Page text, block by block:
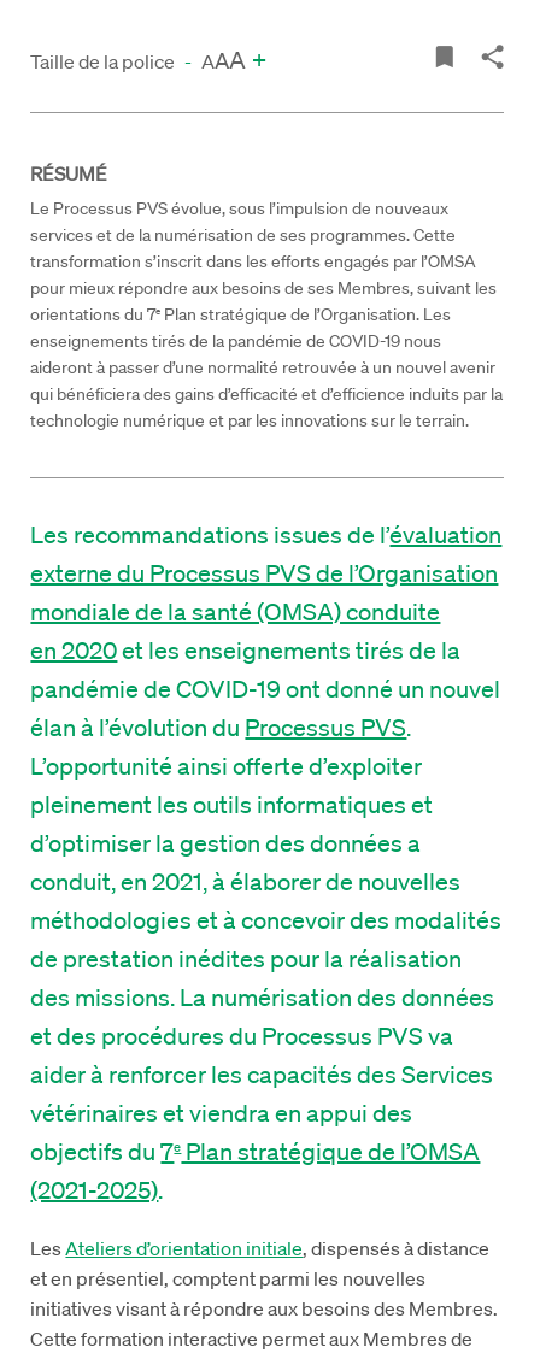
Taille de la police - AAA +
RÉSUMÉ
Le Processus PVS évolue, sous l’impulsion de nouveaux
services et de la numérisation de ses programmes. Cette
transformation s’inscrit dans les efforts engagés par l’OMSA
pour mieux répondre aux besoins de ses Membres, suivant les
orientations du 7e Plan stratégique de l’Organisation. Les
enseignements tirés de la pandémie de COVID-19 nous
aideront à passer d’une normalité retrouvée à un nouvel avenir
qui bénéficiera des gains d’efficacité et d’efficience induits par la
technologie numérique et par les innovations sur le terrain.
Les recommandations issues de l’évaluation
externe du Processus PVS de l’Organisation
mondiale de la santé (OMSA) conduite
en 2020et les enseignements tirés de la
pandémie de COVID-19 ont donné un nouvel
élan à l’évolution du Processus PVS.
L’opportunité ainsi offerte d’exploiter
pleinement les outils informatiques et
d’optimiser la gestion des données a
conduit, en 2021, à élaborer de nouvelles
méthodologies et à concevoir des modalités
de prestation inédites pour la réalisation
des missions. La numérisation des données
et des procédures du Processus PVS va
aider à renforcer les capacités des Services
vétérinaires et viendra en appui des
objectifs du7ePlan stratégique de l’OMSA
(2021-2025).
LesAteliers d’orientation initiale, dispensés à distance
et en présentiel, comptent parmi les nouvelles
initiatives visant à répondre aux besoins des Membres.
Cette formation interactive permet aux Membres de